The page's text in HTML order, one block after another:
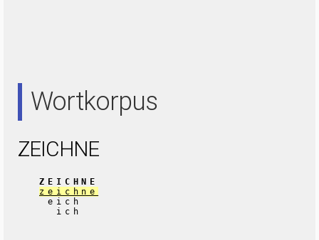
Wortkorpus
ZEICHNE
ZEICHNE
zeichne
eich
ich